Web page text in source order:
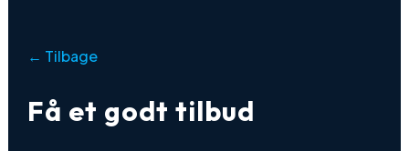
← Tilbage
Få et godt tilbud